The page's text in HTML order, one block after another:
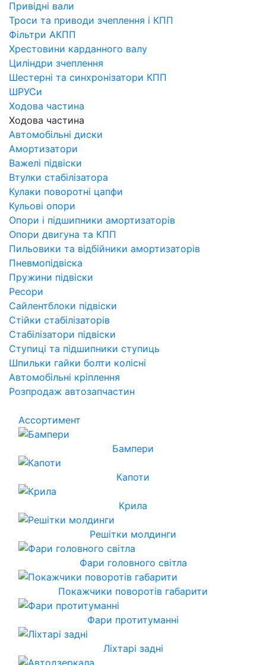
Привідні вали
Троси та приводи зчеплення і КПП
Фільтри АКПП
Хрестовини карданного валу
Циліндри зчеплення
Шестерні та синхронізатори КПП
ШРУСи
Ходова частина
Ходова частина
Автомобільні диски
Амортизатори
Важелі підвіски
Втулки стабілізатора
Кулаки поворотні цапфи
Кульові опори
Опори і підшипники амортизаторів
Опори двигуна та КПП
Пильовики та відбійники амортизаторів
Пневмопідвіска
Пружини підвіски
Ресори
Сайлентблоки підвіски
Стійки стабілізаторів
Стабілізатори підвіски
Ступиці та підшипники ступиць
Шпильки гайки болти колісні
Автомобільні кріплення
Розпродаж автозапчастин
Ассортимент
Бампери
Капоти
Крила
Решітки молдинги
Фари головного світла
Покажчики поворотів габарити
Фари протитуманні
Ліхтарі задні